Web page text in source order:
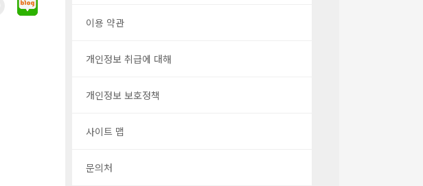
이용 약관
개인정보 취급에 대해
개인정보 보호정책
사이트 맵
문의처